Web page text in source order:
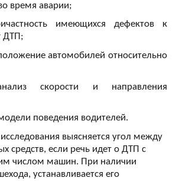
время аварии;
имеющихся дефектов к
ДТП;
автомобилей относительно
скорости и направления
выясняется угол между
средств, если речь идет о ДТП с
числом машин. При наличии
устанавливается его